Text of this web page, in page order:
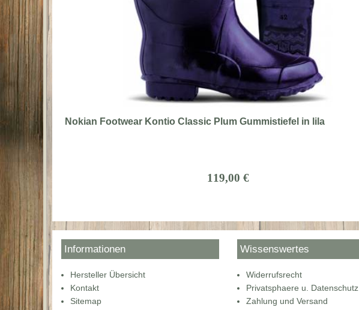
Nokian Footwear Kontio Classic Plum Gummistiefel in lila
119,00 €
Informationen
Hersteller Übersicht
Kontakt
Sitemap
Wissenswertes
Widerrufsrecht
Privatsphaere u. Datenschutz
Zahlung und Versand